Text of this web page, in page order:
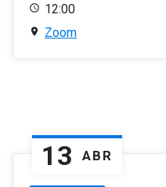
12:00
Zoom
13 ABR